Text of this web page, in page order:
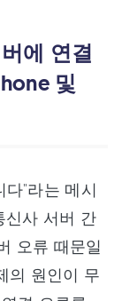
에 연결
및
다"라는 메시
신사 서버 간
오류 때문일
의 원인이 무